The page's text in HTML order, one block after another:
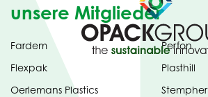
unsere Mitglieder
Fardem
Flexpak
Oerlemans Plastics
Perfon
Plasthill
Stempher